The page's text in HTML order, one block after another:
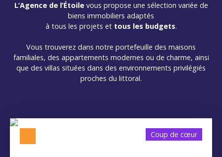
L’Agence de l’Étoilevous propose une sélection variée de
biens immobiliers adaptés
à tous les projets et tous les budgets.
Vous trouverez dans notre portefeuille des maisons
familiales, des appartements modernes ou de charme, ainsi
que des villas situées dans des environnements privilégiés
proches du littoral.
Coup de cœur